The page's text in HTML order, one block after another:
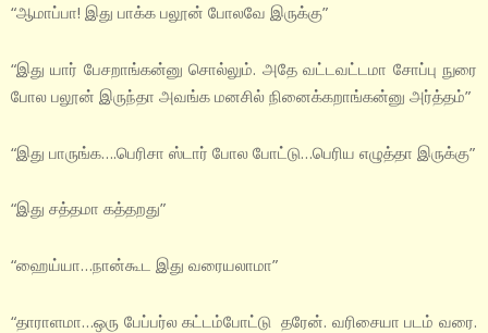
“ஆமாப்பா! இது பாக்க பலூன் போலவே இருக்கு”
“இது யார் பேசறாங்கன்னு சொல்லும். அதே வட்டவட்டமா சோப்பு நுரை
போல பலூன் இருந்தா அவங்க மனசில் நினைக்கறாங்கன்னு அர்த்தம்”
“இது பாருங்க….பெரிசா ஸ்டார் போல போட்டு…பெரிய எழுத்தா இருக்கு”
“இது சத்தமா கத்தறது”
“ஹைய்யா…நான்கூட இது வரையலாமா”
“தாராளமா…ஒரு பேப்பர்ல கட்டம்போட்டு தரேன். வரிசையா படம் வரை.